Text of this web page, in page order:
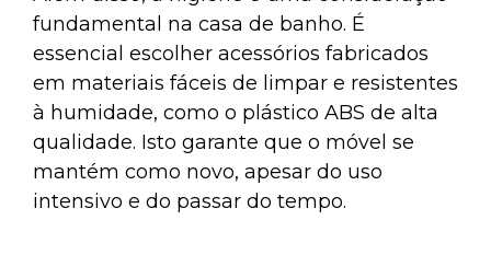
fundamental na casa de banho. É
essencial escolher acessórios fabricados
em materiais fáceis de limpar e resistentes
à humidade, como o plástico ABS de alta
qualidade. Isto garante que o móvel se
mantém como novo, apesar do uso
intensivo e do passar do tempo.